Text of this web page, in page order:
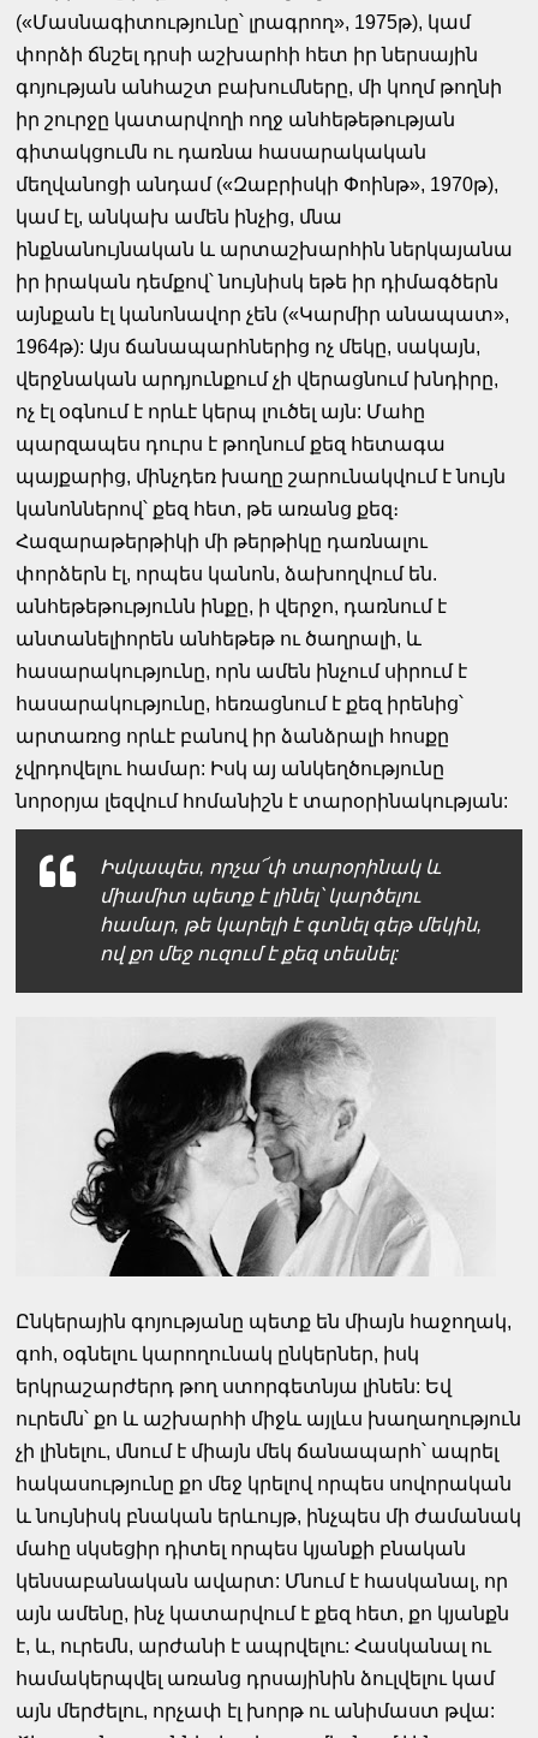
(«Մասնագիտությունը՝ լրագրող», 1975թ), կամ
փորձի ճնշել դրսի աշխարհի հետ իր ներսային
գոյության անհաշտ բախումները, մի կողմ թողնի
իր շուրջը կատարվողի ողջ անհեթեթության
գիտակցումն ու դառնա հասարակական
մեղվանոցի անդամ («Զաբրիսկի Փոինթ», 1970թ),
կամ էլ, անկախ ամեն ինչից, մնա
ինքնանույնական և արտաշխարհին ներկայանա
իր իրական դեմքով՝ նույնիսկ եթե իր դիմագծերն
այնքան էլ կանոնավոր չեն («Կարմիր անապատ»,
1964թ): Այս ճանապարհներից ոչ մեկը, սակայն,
վերջնական արդյունքում չի վերացնում խնդիրը,
ոչ էլ օգնում է որևէ կերպ լուծել այն: Մահը
պարզապես դուրս է թողնում քեզ հետագա
պայքարից, մինչդեռ խաղը շարունակվում է նույն
կանոններով՝ քեզ հետ, թե առանց քեզ։
Հազարաթերթիկի մի թերթիկը դառնալու
փորձերն էլ, որպես կանոն, ձախողվում են.
անհեթեթությունն ինքը, ի վերջո, դառնում է
անտանելիորեն անհեթեթ ու ծաղրալի, և
հասարակությունը, որն ամեն ինչում սիրում է
հասարակությունը, հեռացնում է քեզ իրենից՝
արտառոց որևէ բանով իր ձանձրալի հոսքը
չվրդովելու համար: Իսկ այ անկեղծությունը
նորօրյա լեզվում հոմանիշն է տարօրինակության:
Իսկապես, որչա՜փ տարօրինակ և
միամիտ պետք է լինել՝ կարծելու
համար, թե կարելի է գտնել գեթ մեկին,
ով քո մեջ ուզում է քեզ տեսնել:
Ընկերային գոյությանը պետք են միայն հաջողակ,
գոհ, օգնելու կարողունակ ընկերներ, իսկ
երկրաշարժերդ թող ստորգետնյա լինեն: Եվ
ուրեմն՝ քո և աշխարհի միջև այլևս խաղաղություն
չի լինելու, մնում է միայն մեկ ճանապարհ՝ ապրել
հակասությունը քո մեջ կրելով որպես սովորական
և նույնիսկ բնական երևույթ, ինչպես մի ժամանակ
մահը սկսեցիր դիտել որպես կյանքի բնական
կենսաբանական ավարտ: Մնում է հասկանալ, որ
այն ամենը, ինչ կատարվում է քեզ հետ, քո կյանքն
է, և, ուրեմն, արժանի է ապրվելու: Հասկանալ ու
համակերպվել առանց դրսայինին ձուլվելու կամ
այն մերժելու, որչափ էլ խորթ ու անիմաստ թվա: